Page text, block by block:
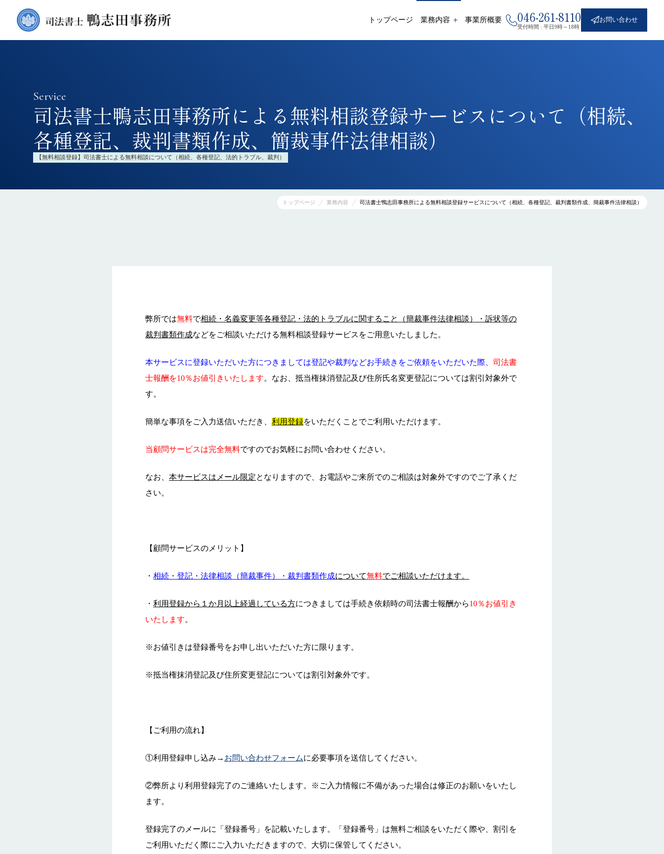
トップページ 業務内容
告訴状・告発状の作成
相続登記（名義変更）代行【¥27,500〜】・相
続登記サポート（遺産分割協議書作成や戸籍
取得代行等）
相続放棄（家庭裁判所手続き）
【￥16,280〜】
登記申請書作成代行サービス【自分で登記申
請する方へのサポート】
遺言書作成のご相談
定）
【¥55,000】“贈与→無償であげる”
国対応
会社・法人に関する登記
自分で登記申請！解説ページ（相続登記・抵
事業所概要 046-261-8110
受付時間 : 平日9時～18時
お問い合わせ
Service
司法書士鴨志田事務所による無料相談登録サービスについて（相続、
各種登記、裁判書類作成、簡裁事件法律相談）
【無料相談登録】司法書士による無料相談について（相続、各種登記、法的トラブル、裁判）
トップページ 業務内容 司法書士鴨志田事務所による無料相談登録サービスについて（相続、各種登記、裁判書類作成、簡裁事件法律相談）
弊所では無料で相続・名義変更等各種登記・法的トラブルに関すること（簡裁事件法律相談）・訴状等の
裁判書類作成などをご相談いただける無料相談登録サービスをご用意いたしました。
本サービスに登録いただいた方につきましては登記や裁判などお手続きをご依頼をいただいた際、 司法書
士報酬を10％お値引きいたします。なお、抵当権抹消登記及び住所氏名変更登記については割引対象外で
す。
簡単な事項をご入力送信いただき、 利用登録をいただくことでご利用いただけます。
当顧問サービスは完全無料ですのでお気軽にお問い合わせください。
なお、 本サービスはメール限定となりますので、お電話やご来所でのご相談は対象外ですのでご了承くだ
さい。
【顧問サービスのメリット】
・ 相続・登記・法律相談（簡裁事件）・裁判書類作成について無料でご相談いただけます。
・ 利用登録から１か月以上経過している方につきましては手続き依頼時の司法書士報酬から10％お値引き
いたします。
※お値引きは登録番号をお申し出いただいた方に限ります。
※抵当権抹消登記及び住所変更登記については割引対象外です。
【ご利用の流れ】
①利用登録申し込み→ お問い合わせフォームに必要事項を送信してください。
②弊所より利用登録完了のご連絡いたします。※ご入力情報に不備があった場合は修正のお願いをいたし
ます。
登録完了のメールに「登録番号」を記載いたします。「登録番号」は無料ご相談をいただく際や、割引を
ご利用いただく際にご入力いただきますので、大切に保管してください。